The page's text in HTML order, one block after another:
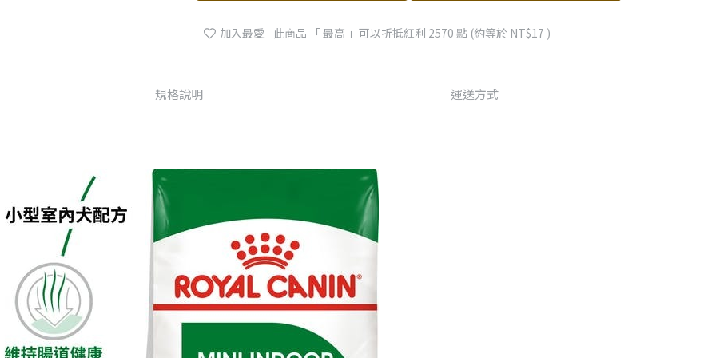
加入最愛 此商品 「 最高 」可以折抵紅利 2570 點 (約等於 NT$17 )
規格說明 運送方式